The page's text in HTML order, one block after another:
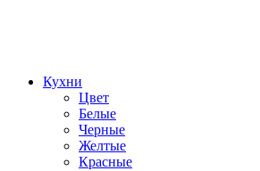
Кухни
Цвет
Белые
Черные
Желтые
Красные